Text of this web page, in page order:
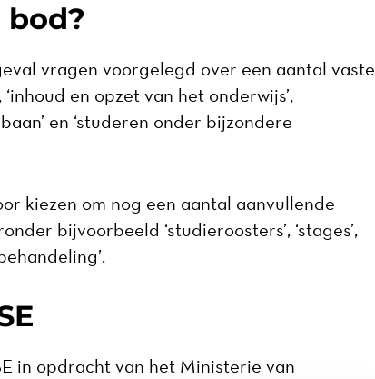
bod?
vragen voorgelegd over een aantal vaste
‘inhoud en opzet van het onderwijs’,
en ‘studeren onder bijzondere
kiezen om nog een aantal aanvullende
bijvoorbeeld ‘studieroosters’, ‘stages’,
in opdracht van het Ministerie van